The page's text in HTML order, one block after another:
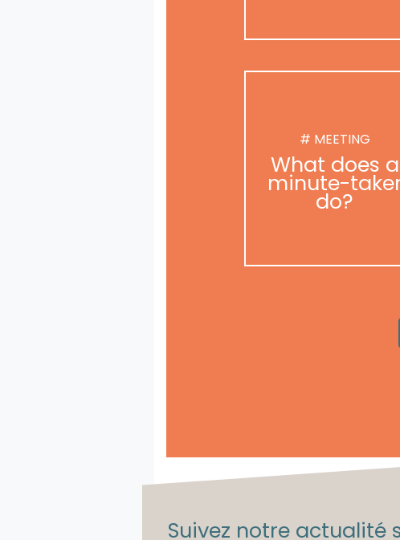
# MEETING
What does a
minute-
do?
Suivez notre actualité